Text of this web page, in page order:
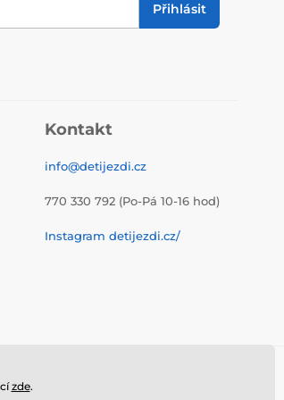
Přihlásit
Kontakt
info@detijezdi.cz
770 330 792 (Po-Pá 10-16 hod)
Instagram detijezdi.cz/
zde.